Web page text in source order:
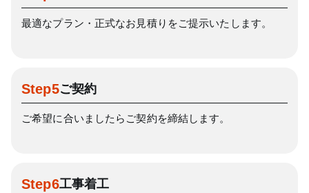
最適なプラン・正式なお見積りをご提示いたします。
Step5ご契約
ご希望に合いましたらご契約を締結します。
Step6工事着工